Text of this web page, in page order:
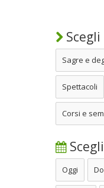
Sagre e
Spettacoli
Corsi e
Oggi